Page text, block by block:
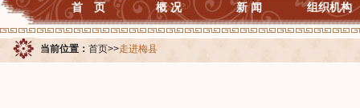
首 页 概 况 新 闻 组织机构
当前位置： 首页>>走进梅县